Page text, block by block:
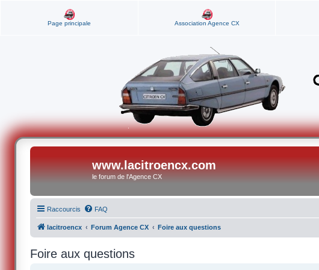
Page principale Association Agence CX
www.lacitroencx.com
le forum de l'Agence CX
Raccourcis FAQ
lacitroencx Forum Agence CX Foire aux questions
Foire aux questions